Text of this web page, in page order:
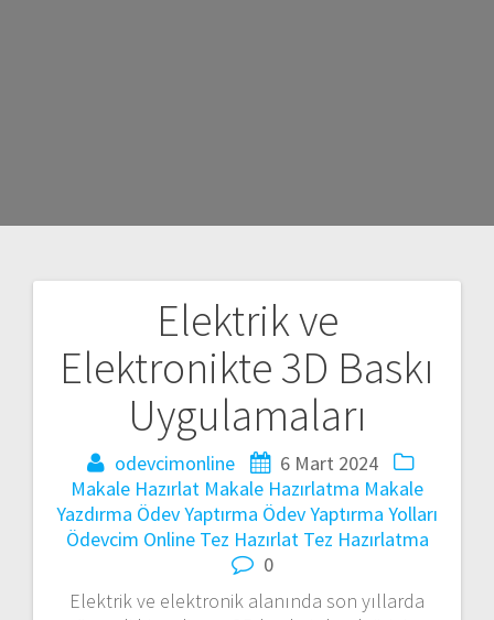
Elektrik ve
Elektronikte 3D Baskı
Uygulamaları
odevcimonline
6 Mart 2024
Makale Hazırlat Makale Hazırlatma Makale
Yazdırma Ödev Yaptırma Ödev Yaptırma Yolları
Ödevcim Online Tez Hazırlat Tez Hazırlatma
0
Elektrik ve elektronik alanında son yıllarda
Yazı
gezinmesi